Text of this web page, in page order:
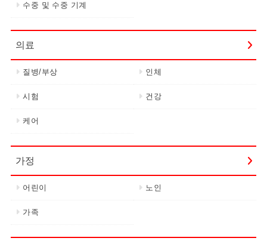
수중 및 수중 기계
의료
질병/부상 인체
시험 건강
케어
가정
어린이 노인
가족